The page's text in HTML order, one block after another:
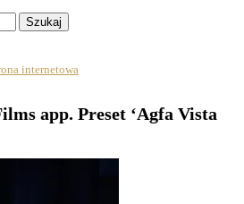
Szukaj
app. Preset ‘Agfa Vista